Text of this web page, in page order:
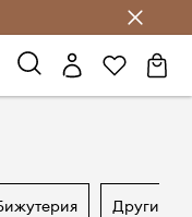
бижутерия други